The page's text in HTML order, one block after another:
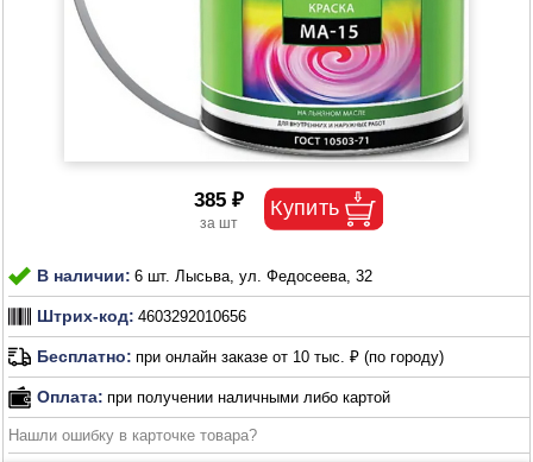
385 ₽
В наличии: 6 шт. Лысьва, ул. Федосеева, 32
Штрих-код: 4603292010656
Бесплатно: при онлайн заказе от 10 тыс. ₽ (по городу)
Оплата: при получении наличными либо картой
Нашли ошибку в карточке товара?